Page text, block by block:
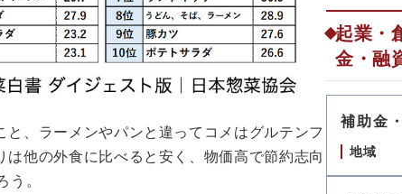
、ラーメンやパンと違ってコメはグルテンフ
他の外食に比べると安く、物価高で節約志向
う。
起業・
金・融
補助金
地域